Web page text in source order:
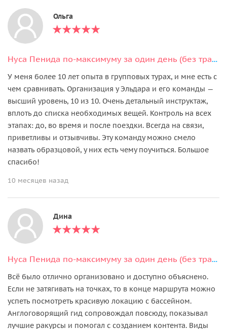
Ольга
Нуса Пенида по-максимуму за один день (без трансфера из отеля)
У меня более 10 лет опыта в групповых турах, и мне есть с
чем сравнивать. Организация у Эльдара и его команды —
высший уровень, 10 из 10. Очень детальный инструктаж,
вплоть до списка необходимых вещей. Контроль на всех
этапах: до, во время и после поездки. Всегда на связи,
приветливы и отзывчивы. Эту команду можно смело
назвать образцовой, у них есть чему поучиться. Большое
спасибо!
10 месяцев назад
Дина
Нуса Пенида по-максимуму за один день (без трансфера из отеля)
Всё было отлично организовано и доступно объяснено.
Если не затягивать на точках, то в конце маршрута можно
успеть посмотреть красивую локацию с бассейном.
Англоговорящий гид сопровождал повсюду, показывал
лучшие ракурсы и помогал с созданием контента. Виды